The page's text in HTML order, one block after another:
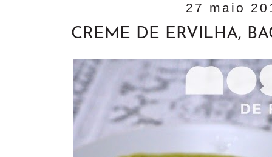
27 maio
CREME DE ERVILHA,